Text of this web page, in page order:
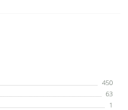
450
63
1